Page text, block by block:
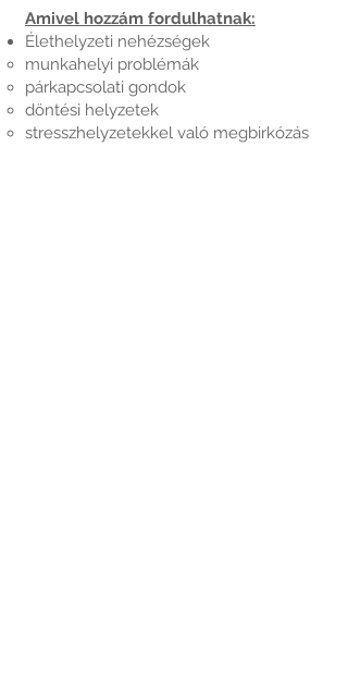
Amivel hozzám fordulhatnak:
Élethelyzeti nehézségek
munkahelyi problémák
párkapcsolati gondok
döntési helyzetek
stresszhelyzetekkel való megbirkózás